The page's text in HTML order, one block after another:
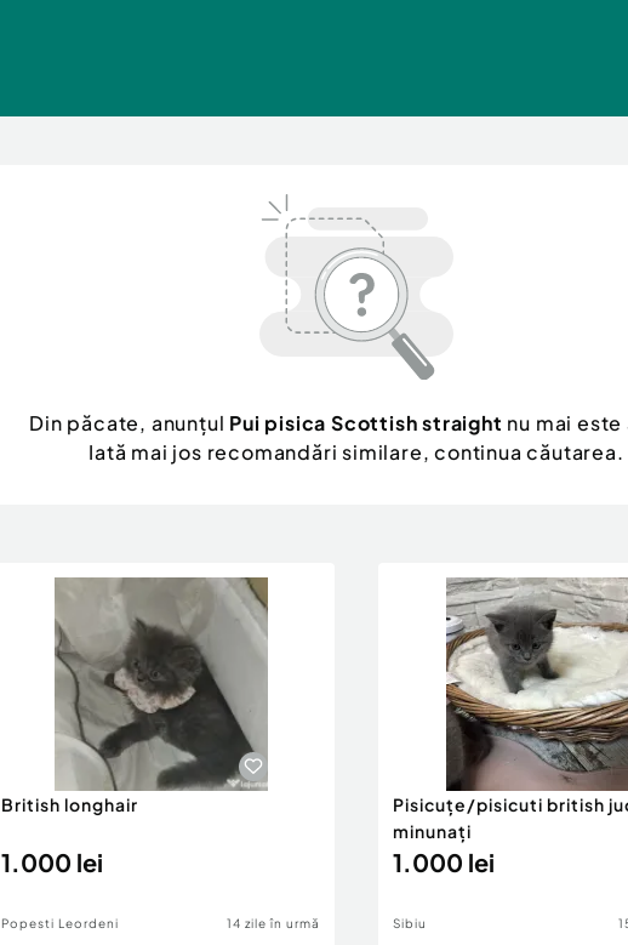
Din păcate, anunțul Pui pisica Scottish straight nu mai
Iată mai jos recomandări similare, continua căutarea.
British longhair
1.000 lei
Popesti Leordeni 14 zile în urmă
Pisicuțe/pisicuti british
minunați
1.000 lei
Sibiu